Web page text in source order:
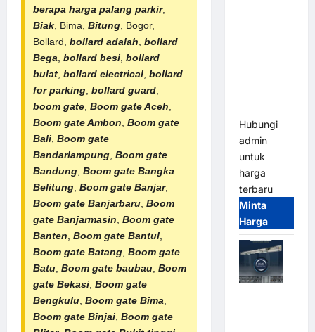
berapa harga palang parkir,
Biak, Bima, Bitung, Bogor,
Bollard, bollard adalah, bollard
Bega, bollard besi, bollard
bulat, bollard electrical, bollard
for parking, bollard guard,
boom gate, Boom gate Aceh,
Boom gate Ambon, Boom gate
Bali, Boom gate
Bandarlampung, Boom gate
Bandung, Boom gate Bangka
Belitung, Boom gate Banjar,
Boom gate Banjarbaru, Boom
gate Banjarmasin, Boom gate
Banten, Boom gate Bantul,
Boom gate Batang, Boom gate
Batu, Boom gate baubau, Boom
gate Bekasi, Boom gate
Bengkulu, Boom gate Bima,
Boom gate Binjai, Boom gate
Hubungi
admin
untuk
harga
terbaru
Minta
Harga